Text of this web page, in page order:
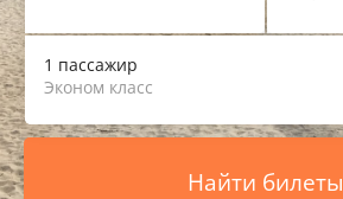
1 пассажир
Эконом класс
Найти билеты